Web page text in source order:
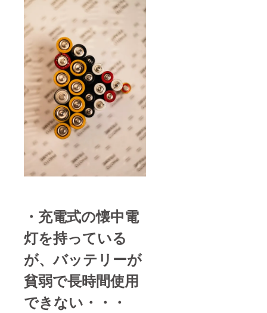
・充電式の懐中電
灯を持っている
が、バッテリーが
貧弱で長時間使用
できない・・・